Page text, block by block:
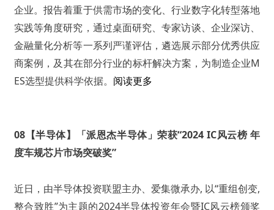
企业。报告着重于供需市场的变化、行业数字化转型落地
实践等角度研究，通过桌面研究、专家访谈、企业深访、
金融量化分析等一系列严谨评估，遴选展示部分优秀供应
商案例，及其在部分行业的标杆解决方案，为制造企业M
ES选型提供科学依据。 阅读更多
08【半导体】「派恩杰半导体」荣获“2024 IC风云榜 年
度车规芯片市场突破奖”
近日，由半导体投资联盟主办、爱集微承办, 以“重组创变,
整合致胜”为主题的2024半导体投资年会暨IC风云榜颁奖